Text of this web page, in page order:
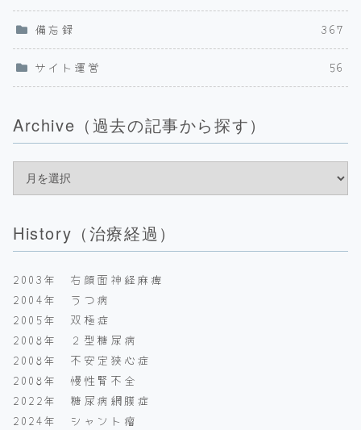
備忘録 367
サイト運営 56
Archive（過去の記事から探す）
History（治療経過）
2003年 右顔面神経麻痺
2004年 うつ病
2005年 双極症
2008年 ２型糖尿病
2008年 不安定狭心症
2008年 慢性腎不全
2022年 糖尿病網膜症
2024年 シャント瘤